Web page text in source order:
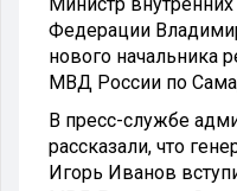
Федерации
нового начальника
МВД России по
В пресс-службе
рассказали, что
Игорь Иванов